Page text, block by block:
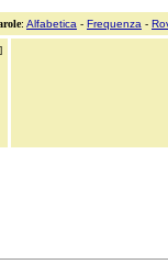
: Alfabetica - Frequenza -
]